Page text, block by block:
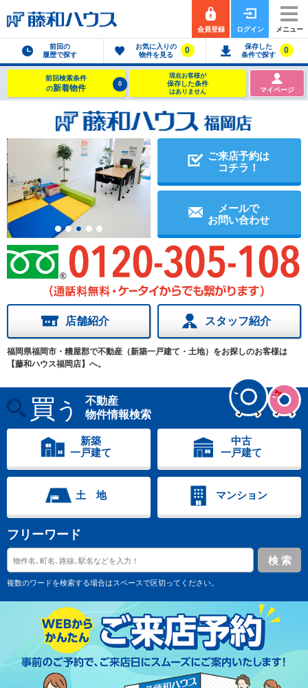
会員登録 ログイン メニュー
前回の
履歴で探す
お気に入りの
物件を見る
0
保存した
条件で探す
0
前回検索条件
の新着物件 0
現在お客様が
保存した条件
はありません マイページ
ご来店予約は
コチラ！
メールで
お問い合わせ
店舗紹介 スタッフ紹介
福岡県福岡市・糟屋郡で不動産（新築一戸建て・土地）をお探しのお客様は
【藤和ハウス福岡店】へ。
買 う
不動産
物件情報検索
新築
一戸建て
中古
一戸建て
土 地 マンション
フリーワード
複数のワードを検索する場合はスペースで区切ってください。